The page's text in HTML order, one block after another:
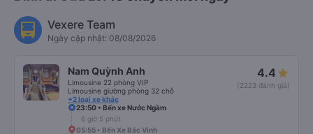
Vexere Team
Ngày cập nhật: 08/08/2026
Nam Quỳnh Anh
Limousine 22 phòng VIP
Limousine giường phòng 32 chỗ
+2 loại xe khác
4.4
(2223 đánh giá)
23:50 • Bến xe Nước Ngầm
6 giờ 5 phút
05:55 • Bến Xe Bắc Vinh